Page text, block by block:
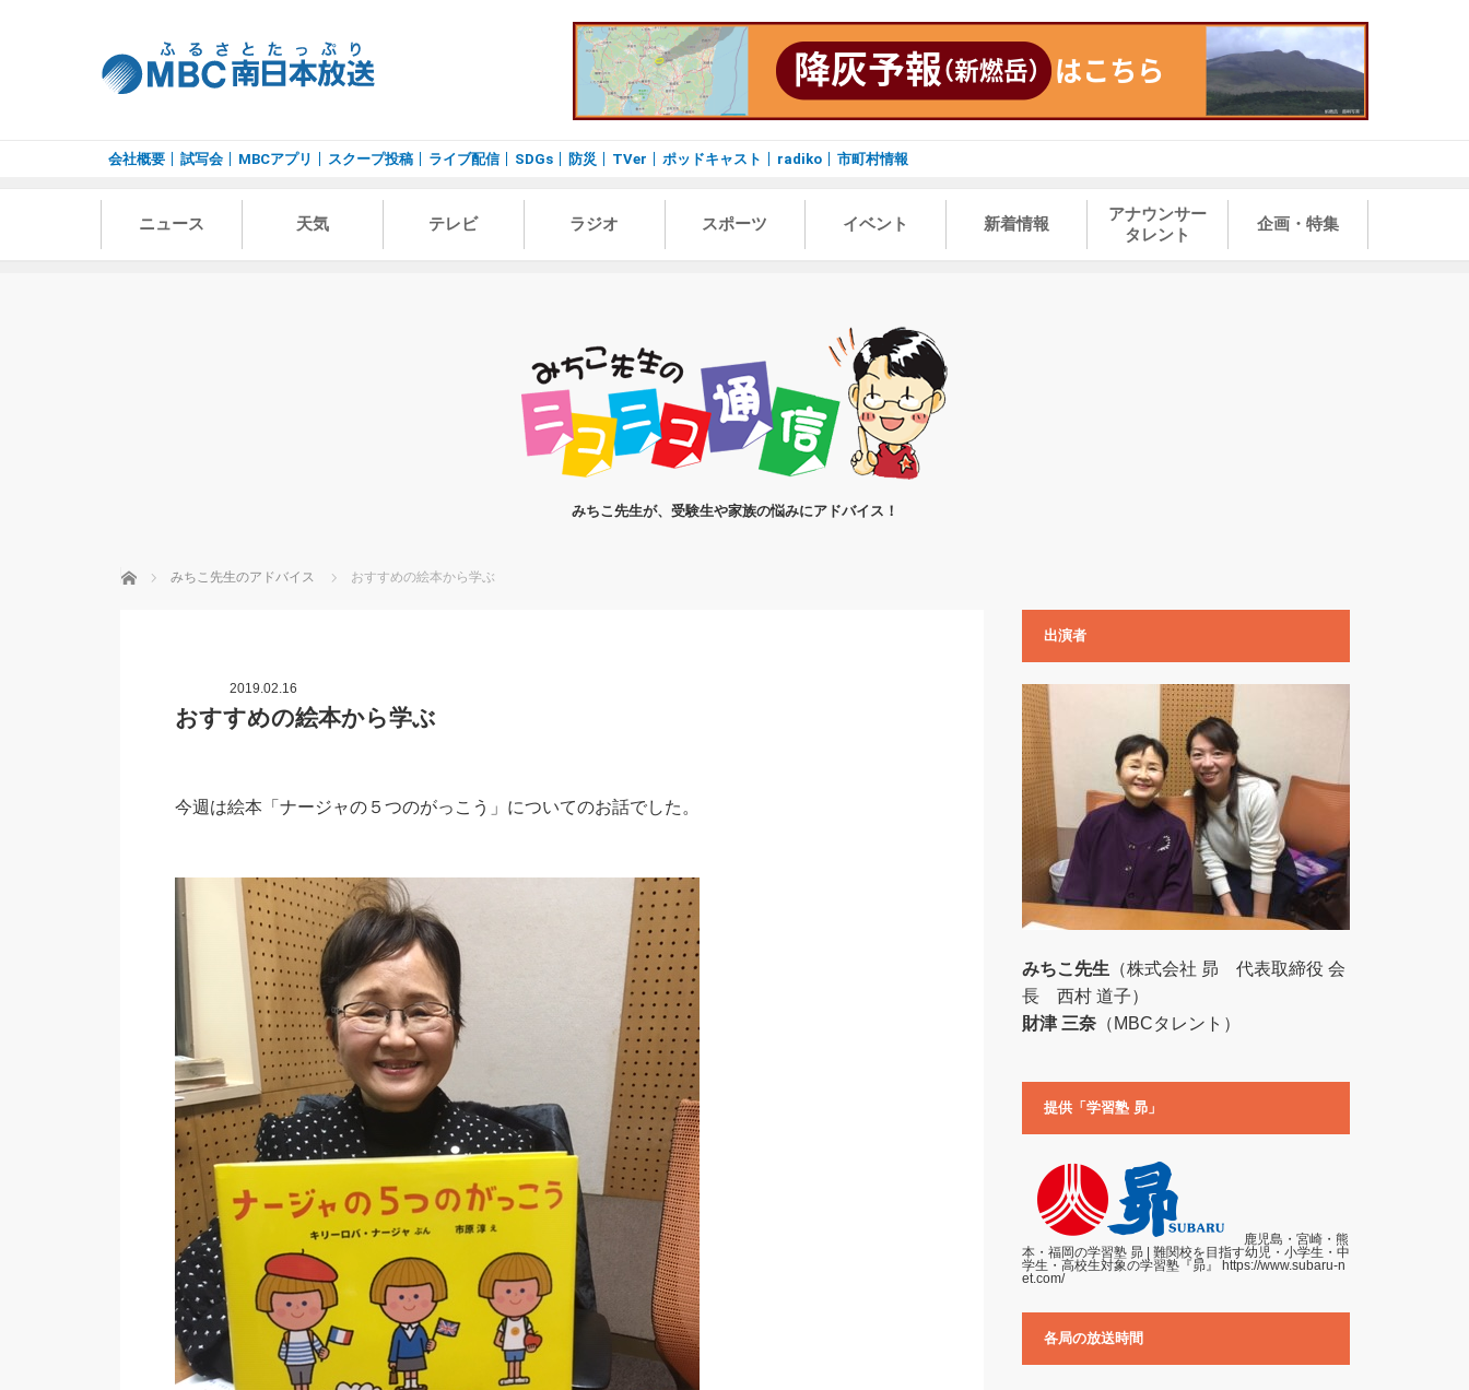
会社概要 試写会 MBCアプリ スクープ投稿 ライブ配信 SDGs 防災 TVer ポッドキャスト radiko 市町村情報
ニュース 天気 テレビ ラジオ スポーツ イベント 新着情報
アナウンサー
タレント
企画・特集
みちこ先生が、受験生や家族の悩みにアドバイス！
ホーム みちこ先生のアドバイス おすすめの絵本から学ぶ
2019.02.16
おすすめの絵本から学ぶ
今週は絵本「ナージャの５つのがっこう」についてのお話でした。
出演者
みちこ先生 （株式会社 昴 代表取締役 会
長 西村 道子）
財津 三奈（MBCタレント）
提供「学習塾 昴」
鹿児島・宮崎・熊
本・福岡の学習塾 昴 | 難関校を目指す幼児・小学生・中
学生・高校生対象の学習塾『昴』
https://www.subaru-n
et.com/
各局の放送時間